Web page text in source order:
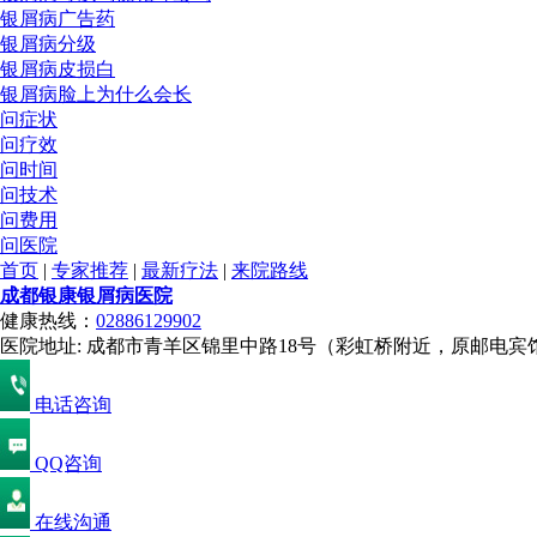
银屑病广告药
银屑病分级
银屑病皮损白
银屑病脸上为什么会长
问症状
问疗效
问时间
问技术
问费用
问医院
首页 | 专家推荐 | 最新疗法 | 来院路线
成都银康银屑病医院
健康热线： 02886129902
医院地址: 成都市青羊区锦里中路18号（彩虹桥附近，原邮电宾
电话咨询
QQ咨询
在线沟通